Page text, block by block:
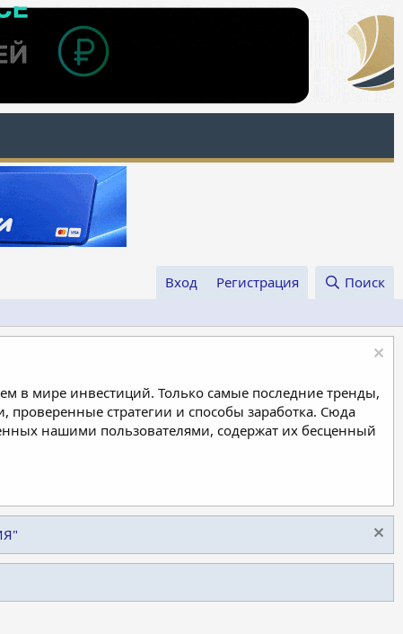
Вход Регистрация Поиск
в мире инвестиций. Только самые последние тренды,
стратегии и способы заработка. Сюда
нашими пользователями, содержат их бесценный